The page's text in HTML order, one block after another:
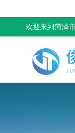
欢迎来到菏泽